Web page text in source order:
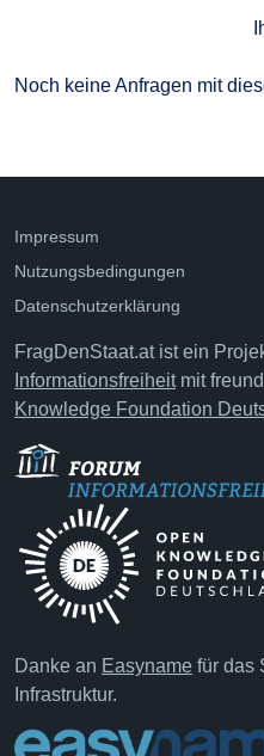
Noch keine Anfragen mit
Impressum
Nutzungsbedingungen
Datenschutzerklärung
FragDenStaat.at ist ein
Informationsfreiheitmit
Knowledge Foundation
Danke an Easyname für das
Infrastruktur.